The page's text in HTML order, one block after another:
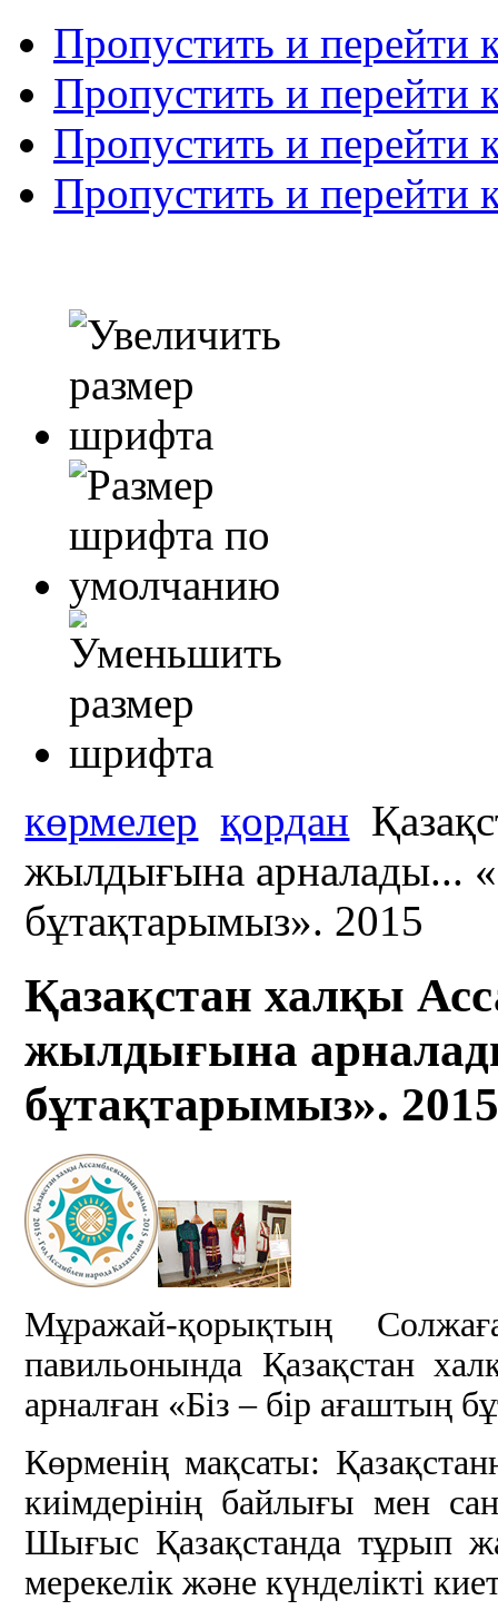
Пропустить и перейти
Пропустить и перейти
Пропустить и перейти
Пропустить и перейти
көрмелер қордан
жылдығына арналады...
бұтақтарымыз». 2015
Қазақстан халқы
жылдығына
бұтақтарымыз».
Мұражай-қорықтың
павильонында Қазақстан
арналған «Біз – бір ағаштың
Көрменің мақсаты:
киімдерінің байлығы мен
Шығыс Қазақстанда тұрып
мерекелік және күнделікті